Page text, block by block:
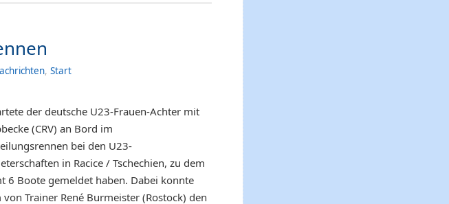
, Start
der deutsche U23-Frauen-Achter mit
(CRV) an Bord im
bei den U23-
in Racice / Tschechien, zu dem
6 Boote gemeldet haben. Dabei konnte
von Trainer René Burmeister (Rostock) den